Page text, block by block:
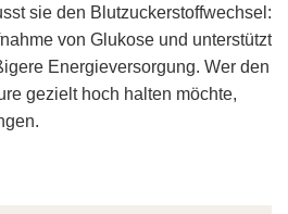
sie den Blutzuckerstoffwechsel:
von Glukose und unterstützt
Energieversorgung. Wer den
gezielt hoch halten möchte,